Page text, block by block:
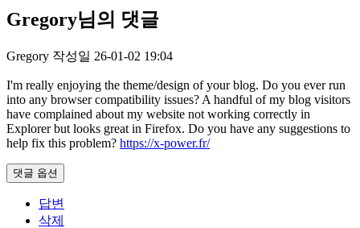
Gregory님의 댓글
Gregory 작성일 26-01-02 19:04
I'm really enjoying the theme/design of your blog. Do you ever run
into any browser compatibility issues? A handful of my blog visitors
have complained about my website not working correctly in
Explorer but looks great in Firefox. Do you have any suggestions to
help fix this problem? https://x-power.fr/
댓글 옵션
답변
삭제